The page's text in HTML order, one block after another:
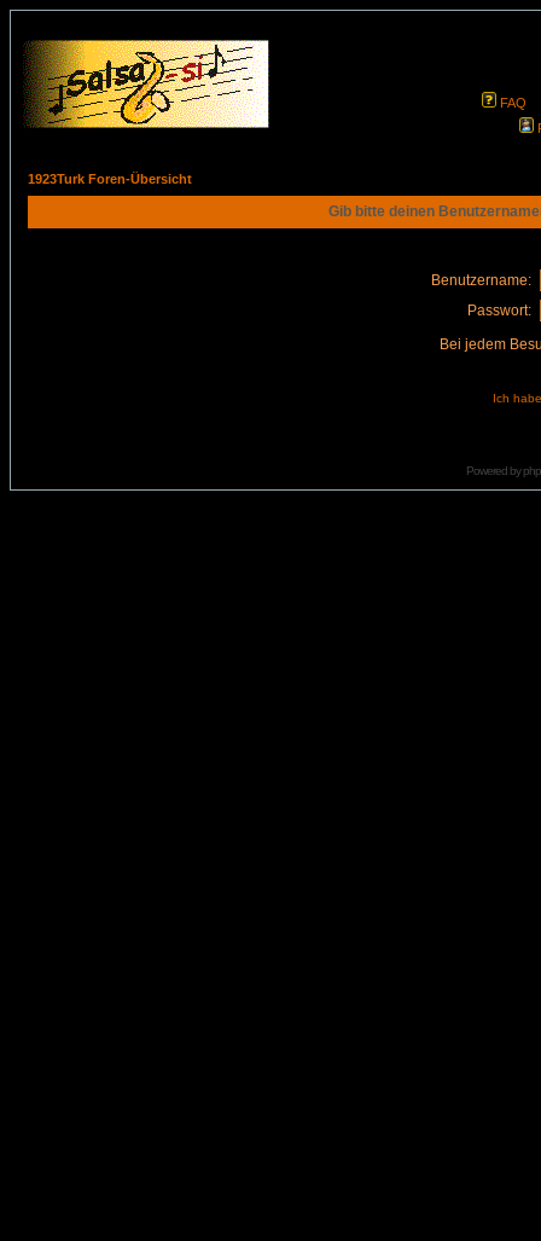
FAQ
1923Turk Foren-Übersicht
Gib bitte deinen
Benutzername:
Passwort:
Bei jedem
Ich
Powered by